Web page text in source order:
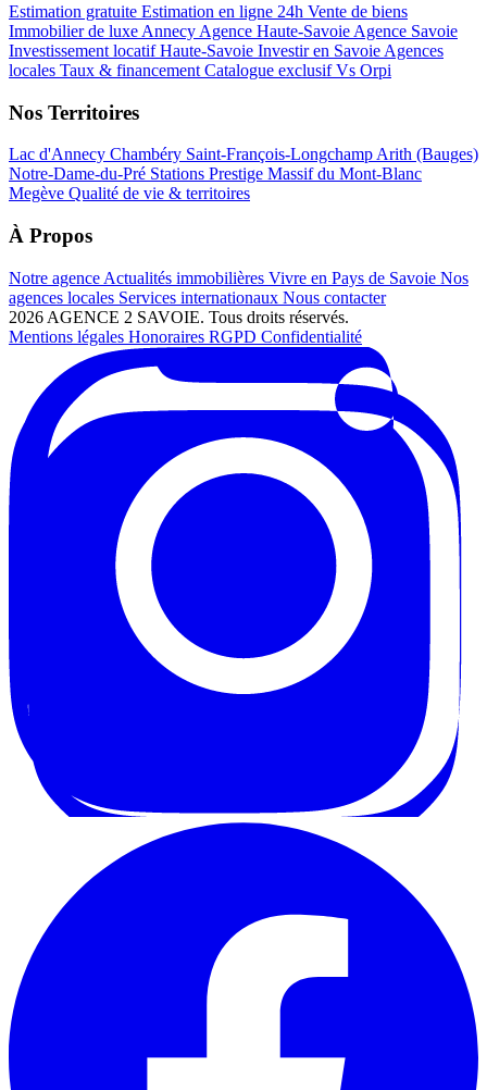
Estimation gratuite Estimation en ligne 24h Vente de biens
Immobilier de luxe Annecy Agence Haute-Savoie Agence Savoie
Investissement locatif Haute-Savoie Investir en Savoie Agences
locales Taux & financement Catalogue exclusifVs Orpi
Nos Territoires
Lac d'Annecy Chambéry Saint-François-Longchamp Arith (Bauges)
Notre-Dame-du-Pré Stations Prestige Massif du Mont-Blanc
Megève Qualité de vie & territoires
À Propos
Notre agence Actualités immobilières Vivre en Pays de Savoie Nos
agences locales Services internationaux Nous contacter
2026 AGENCE 2 SAVOIE. Tous droits réservés.
Mentions légales Honoraires RGPD Confidentialité